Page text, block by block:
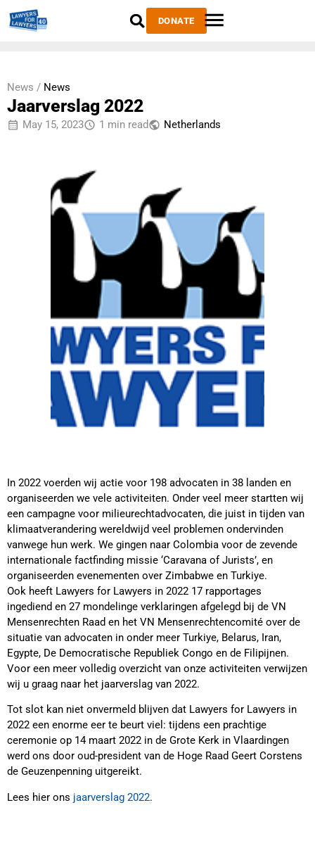
DONATE
News / News
Jaarverslag 2022
May 15, 2023 1 min read Netherlands
In 2022 voerden wij actie voor 198 advocaten in 38 landen en
organiseerden we vele activiteiten. Onder veel meer startten wij
een campagne voor milieurechtadvocaten, die juist in tijden van
klimaatverandering wereldwijd veel problemen ondervinden
vanwege hun werk. We gingen naar Colombia voor de zevende
internationale factfinding missie ‘Caravana of Jurists’, en
organiseerden evenementen over Zimbabwe en Turkiye.
Ook heeft Lawyers for Lawyers in 2022 17 rapportages
ingediend en 27 mondelinge verklaringen afgelegd bij de VN
Mensenrechten Raad en het VN Mensenrechtencomité over de
situatie van advocaten in onder meer Turkiye, Belarus, Iran,
Egypte, De Democratische Republiek Congo en de Filipijnen.
Voor een meer volledig overzicht van onze activiteiten verwijzen
wij u graag naar het jaarverslag van 2022.
Tot slot kan niet onvermeld blijven dat Lawyers for Lawyers in
2022 een enorme eer te beurt viel: tijdens een prachtige
ceremonie op 14 maart 2022 in de Grote Kerk in Vlaardingen
werd ons door oud-president van de Hoge Raad Geert Corstens
de Geuzenpenning uitgereikt.
Lees hier ons jaarverslag 2022.